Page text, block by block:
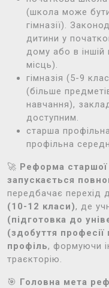
(школа може
гімназії).
дитини у
дому або в іншій
місць).
гімназія (5-9
(більше
навчання),
доступним.
старша
профільна
🚀 Реформа старшої
запускається
передбачає перехід
(10-12 класи), де
(підготовка до
(здобуття
профіль, формуючи
траєкторію.
🎯 Головна мета